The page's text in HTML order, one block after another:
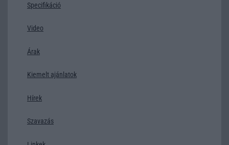
Specifikáció
Video
Árak
Kiemelt ajánlatok
Hírek
Szavazás